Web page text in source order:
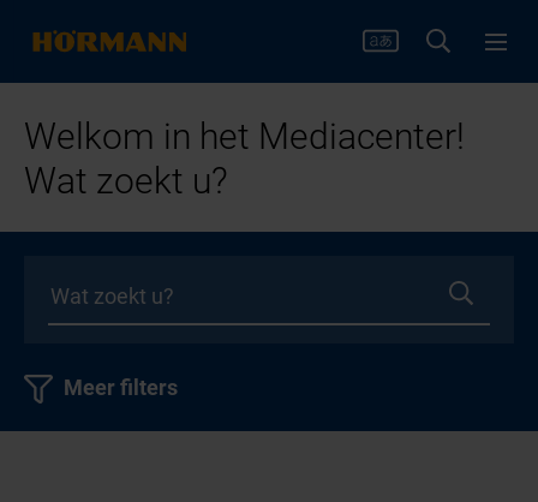
Welkom in het Mediacenter!
Wat zoekt u?
Meer filters